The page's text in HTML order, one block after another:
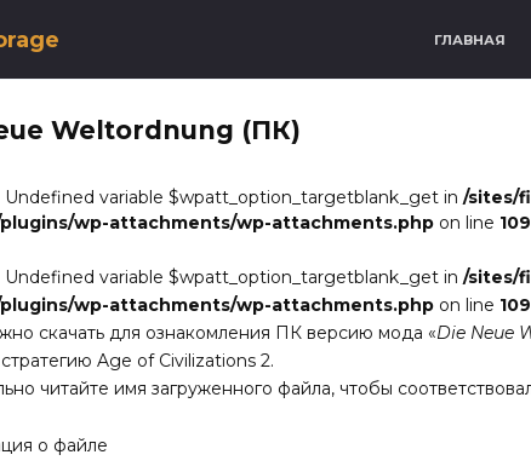
ГЛАВНАЯ
Weltordnung (ПК)
Undefined variable $wpatt_option_targetblank_get in /sites/
wp-attachments/wp-attachments.php on line 109
Undefined variable $wpatt_option_targetblank_get in /sites/
wp-attachments/wp-attachments.php on line 109
скачать для ознакомления ПК версию мода «Die Neue
Age of Civilizations 2.
читайте имя загруженного файла, чтобы
о файле